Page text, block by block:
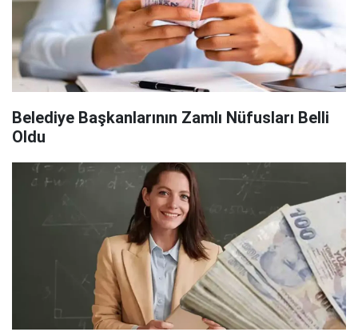
Belediye Başkanlarının Zamlı Nüfusları Belli
Oldu